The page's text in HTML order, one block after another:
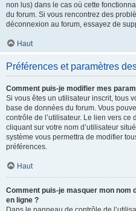
non lus) dans le cas où cette
du forum. Si vous rencontrez des
déconnexion au forum, essayez de
Haut
Préférences et paramètres
Comment puis-je modifier mes
Si vous êtes un utilisateur inscrit, tous
base de données du forum. Vous
contrôle de l’utilisateur. Le lien vers
cliquant sur votre nom d’utilisateur
système vous permettra de modifier
préférences.
Haut
Comment puis-je masquer mon nom
en ligne ?